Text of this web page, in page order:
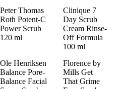
Peter Thomas
Roth Potent-C
Power Scrub
120 ml
Clinique 7
Day Scrub
Cream Rinse-
Off Formula
100 ml
Ole Henriksen
Balance Pore-
Balance Facial
Florence by
Mills Get
That Grime